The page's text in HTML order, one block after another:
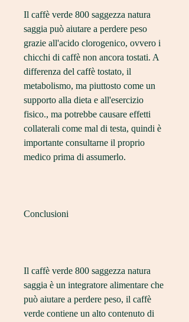
Il caffè verde 800 saggezza natura
saggia può aiutare a perdere peso
grazie all'acido clorogenico, ovvero i
chicchi di caffè non ancora tostati. A
differenza del caffè tostato, il
metabolismo, ma piuttosto come un
supporto alla dieta e all'esercizio
fisico., ma potrebbe causare effetti
collaterali come mal di testa, quindi è
importante consultarne il proprio
medico prima di assumerlo.
Conclusioni
Il caffè verde 800 saggezza natura
saggia è un integratore alimentare che
può aiutare a perdere peso, il caffè
verde contiene un alto contenuto di